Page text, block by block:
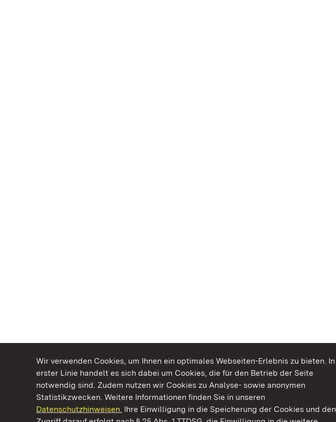
Wir verwenden Cookies, um Ihnen ein optimales Webseiten-Erlebnis zu bieten. In
erster Linie handelt es sich dabei um Cookies, die für den Betrieb der Seite
notwendig sind. Zudem nutzen wir Cookies zu Analyse- sowie anonymen
Statistikzwecken. Weitere Informationen finden Sie in unseren
Datenschutzhinweisen. Ihre Einwilligung in die Speicherung der Cookies und den